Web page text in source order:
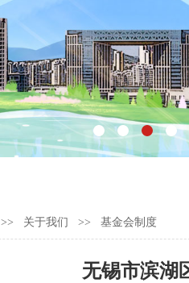
>> 关于我们 >> 基金会制度
无锡市滨湖